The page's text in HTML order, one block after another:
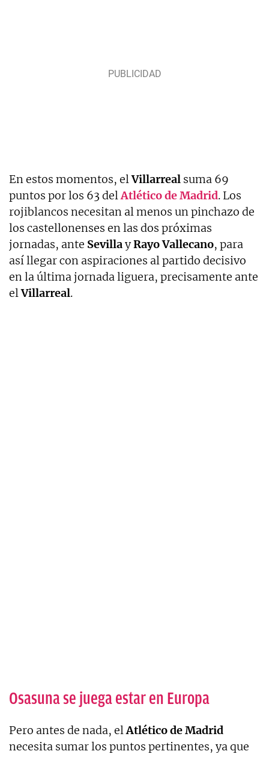
En estos momentos, elVillarreal suma 69
puntos por los 63 delAtlético de Madrid. Los
rojiblancos necesitan al menos un pinchazo de
los castellonenses en las dos próximas
jornadas, ante SevillayRayoVallecano, para
así llegar con aspiraciones al partido decisivo
en la última jornada liguera, precisamente ante
elVillarreal.
Osasuna se juega estar en Europa
Pero antes de nada, elAtléticodeMadrid
necesita sumar los puntos pertinentes, ya que